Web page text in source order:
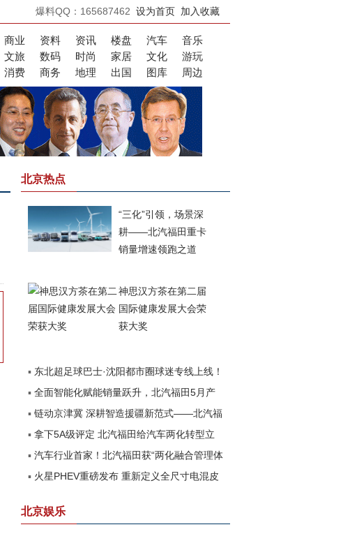
爆料QQ：165687462 设为首页 加入收藏
商业 资料 资讯 楼盘 汽车
音乐
文旅 数码 时尚 家居 文化
游玩
消费 商务 地理 出国 图库 周边
北京热点
“三化”引领，场景深
耕——北汽福田重卡
销量增速领跑之道
神思汉方茶在第二届
国际健康发展大会荣
获大奖
▪ 东北超足球巴士·沈阳都市圈球迷专线上线！
北汽福田助力书写文体旅融合新篇章
▪ 全面智能化赋能销量跃升，北汽福田5月产
销再攀高峰
▪ 链动京津冀 深耕智造援疆新范式——北汽福
田以新质生产力赋能边疆高质量发展
▪ 拿下5A级评定 北汽福田给汽车两化转型立
了一把尺
▪ 汽车行业首家！北汽福田获“两化融合管理体
系”与 “数字化转型管理体系”5A级评定
▪ 火星PHEV重磅发布 重新定义全尺寸电混皮
北京娱乐